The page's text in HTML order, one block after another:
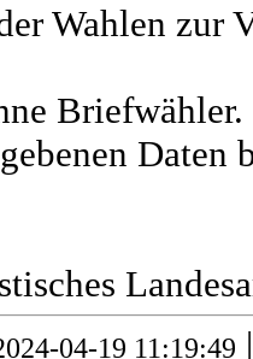
Wahlen zur
04-19 11:19:49